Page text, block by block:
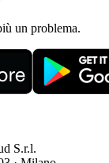
un problema.
S.r.l.